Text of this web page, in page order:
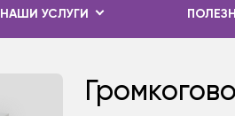
НАШИ УСЛУГИ